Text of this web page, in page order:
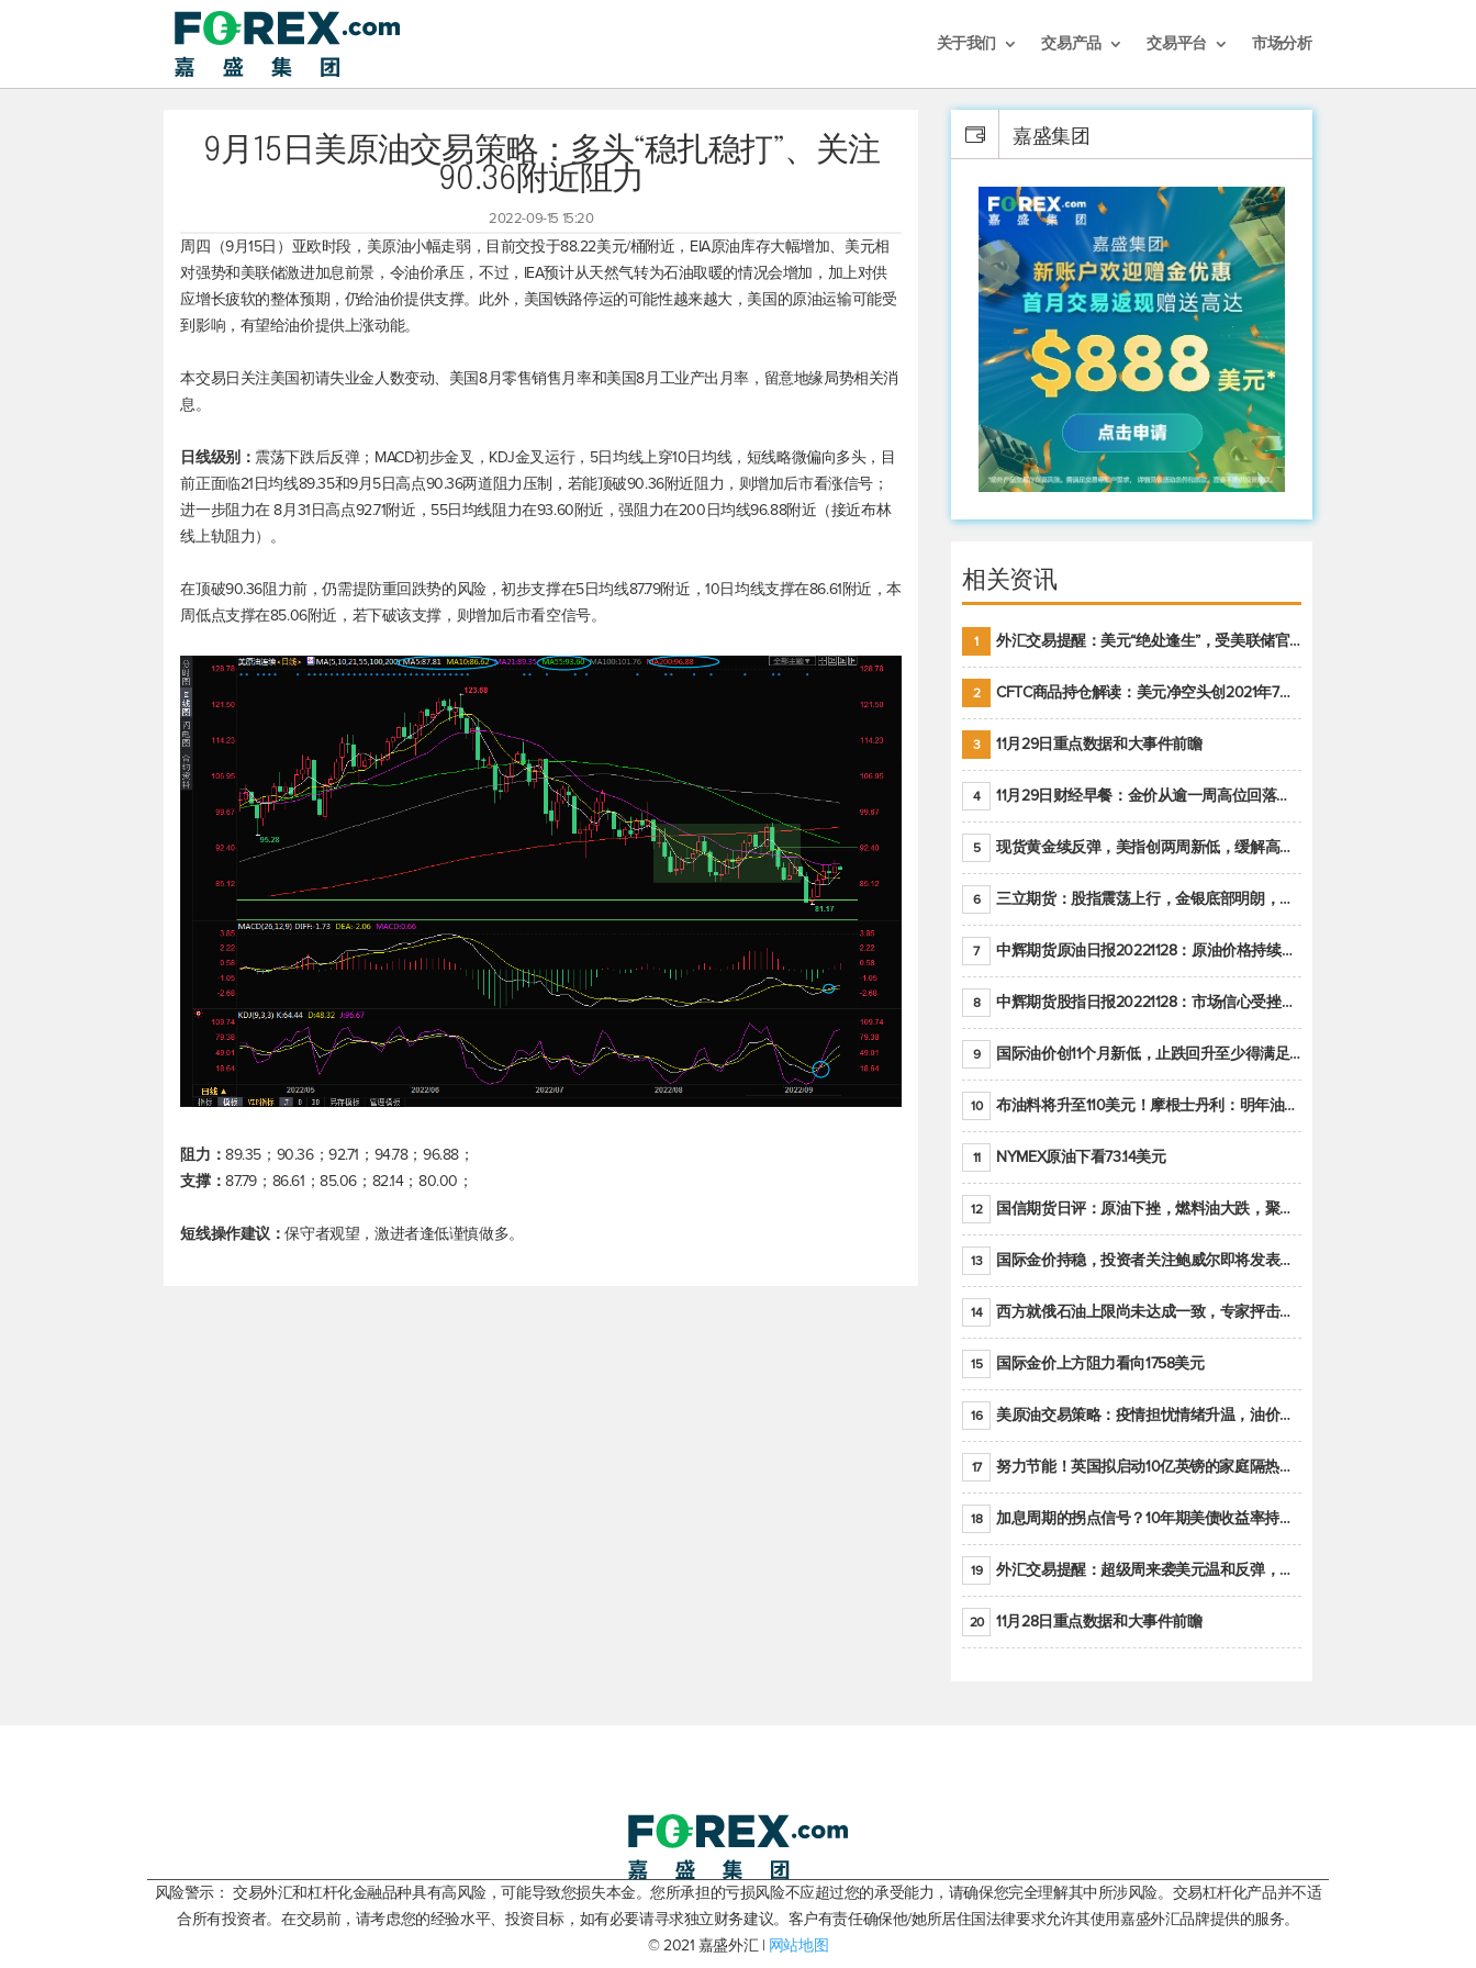
关于我们 交易产品 交易平台 市场分析
9月15日美原油交易策略：多头“稳扎稳打”、关注
90.36附近阻力
2022-09-15 15:20
周四（9月15日）亚欧时段， 美原油小幅走弱，目前交投于88.22美元/桶附近，EIA原油库存大幅增加、美元相
对强势和美联储激进加息前景，令油价承压，不过，IEA预计从天然气转为石油取暖的情况会增加，加上对供
应增长疲软的整体预期，仍给油价提供支撑。此外，美国铁路停运的可能性越来越大，美国的原油运输可能受
到影响，有望给油价提供上涨动能。
本交易日关注美国初请失业金人数变动、美国8月零售销售月率和美国8月工业产出月率，留意地缘局势相关消
息。
日线级别： 震荡下跌后反弹；MACD初步金叉，KDJ金叉运行，5日均线上穿10日均线，短线略微偏向多头，目
前正面临21日均线89.35和9月5日高点90.36两道阻力压制，若能顶破90.36附近阻力，则增加后市看涨信号；
进一步阻力在 8月31日高点92.71附近，55日均线阻力在93.60附近，强阻力在200日均线96.88附近（接近布林
线上轨阻力）。
在顶破90.36阻力前，仍需提防重回跌势的风险，初步支撑在5日均线87.79附近，10日均线支撑在86.61附近，本
周低点支撑在85.06附近，若下破该支撑，则增加后市看空信号。
阻力：89.35；90.36；92.71；94.78；96.88；
支撑：87.79；86.61；85.06；82.14；80.00；
短线操作建议：保守者观望，激进者逢低谨慎做多。
嘉盛集团
相关资讯
1 外汇交易提醒：美元“绝处逢生”，受美联储官员鹰派讲话支撑
2 CFTC商品持仓解读：美元净空头创2021年7月以来最大，黄金期货投机性净多头头寸减少
3 11月29日重点数据和大事件前瞻
4 11月29日财经早餐：金价从逾一周高位回落，美联储官员重申鹰派立场推动美元回升
5 现货黄金续反弹，美指创两周新低，缓解高通胀美国须治本
6 三立期货：股指震荡上行，金银底部明朗，原油偏弱走势(20221128收评)
7 中辉期货原油日报20221128：原油价格持续下降，市场关注OPEC+新一轮产能政策
8 中辉期货股指日报20221128：市场信心受挫，股指全线回调
9 国际油价创11个月新低，止跌回升至少得满足二大条件之一
10 布油料将升至110美元！摩根士丹利：明年油市面临七大不确定性
11 NYMEX原油下看73.14美元
12 国信期货日评：原油下挫，燃料油大跌，聚烯烃谨慎回调
13 国际金价持稳，投资者关注鲍威尔即将发表的讲话
14 西方就俄石油上限尚未达成一致，专家抨击限价是无用功
15 国际金价上方阻力看向1758美元
16 美原油交易策略：疫情担忧情绪升温，油价跌创年内新低
17 努力节能！英国拟启动10亿英镑的家庭隔热工程 减少能源消耗
18 加息周期的拐点信号？10年期美债收益率持续低于联邦基金利率目标区间
19 外汇交易提醒：超级周来袭美元温和反弹，警惕筑底可能性
20 11月28日重点数据和大事件前瞻
风险警示： 交易外汇和杠杆化金融品种具有高风险，可能导致您损失本金。您所承担的亏损风险不应超过您的承受能力，请确保您完全理解其中所涉风险。交易杠杆化产品并不适
合所有投资者。在交易前，请考虑您的经验水平、投资目标，如有必要请寻求独立财务建议。客户有责任确保他/她所居住国法律要求允许其使用嘉盛外汇品牌提供的服务。
© 2021 嘉盛外汇 | 网站地图